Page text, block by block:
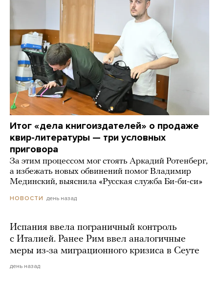
Итог «дела книгоиздателей» о продаже
квир-литературы — три условных
приговора
За этим процессом мог стоять Аркадий Ротенберг,
а избежать новых обвинений помог Владимир
Мединский, выяснила «Русская служба Би-би-си»
НОВОСТИ день назад
Испания ввела пограничный контроль
с Италией. Ранее Рим ввел аналогичные
меры из-за миграционного кризиса в Сеуте
день назад